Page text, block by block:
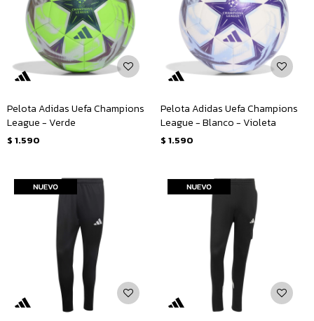
Pelota Adidas Uefa Champions
League - Verde
$ 1.590
Pelota Adidas Uefa Champions
League - Blanco - Violeta
$ 1.590